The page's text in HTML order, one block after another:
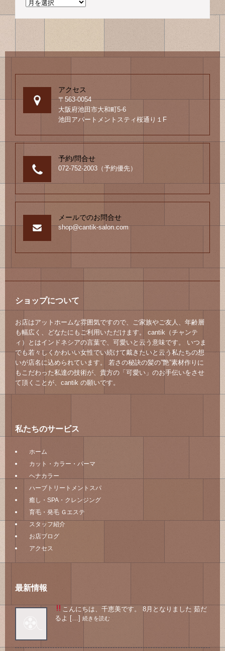
過
の
ロ
グ
アクセス
〒563-0054
大阪府池田市大和町5-6
池田アパートメントスティ桜通り１F
予約/問合せ
072-752-2003（予約優先）
メールでのお問合せ
shop@cantik-salon.com
ショップについて
お店はアットホームな雰囲気ですので、ご家族やご友人、年齢層
も幅広く、どなたにもご利用いただけます。 cantik（チャンテ
ィ）とはインドネシアの言葉で、可愛いと云う意味です。 いつま
でも若々しくかわいい女性でい続けて戴きたいと云う私たちの想
いが店名に込められています。 若さの秘訣の髪の”艶”素材作りに
もこだわった私達の技術が、貴方の「可愛い」のお手伝いをさせ
て頂くことが、cantik の願いです。
私たちのサービス
ホーム
カット・カラー・パーマ
ヘナカラー
ハーブトリートメントスパ
癒し・SPA・クレンジング
育毛・発毛 Ｇエステ
スタッフ紹介
お店ブログ
アクセス
最新情報
こんにちは、千恵美です。 8月となりました 茹だ
るよ […] 続きを読む